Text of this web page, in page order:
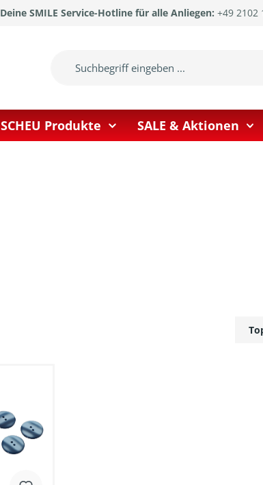
Deine SMILE Service-Hotline für alle Anliegen: +49 2102
SCHEU Produkte SALE & Aktionen